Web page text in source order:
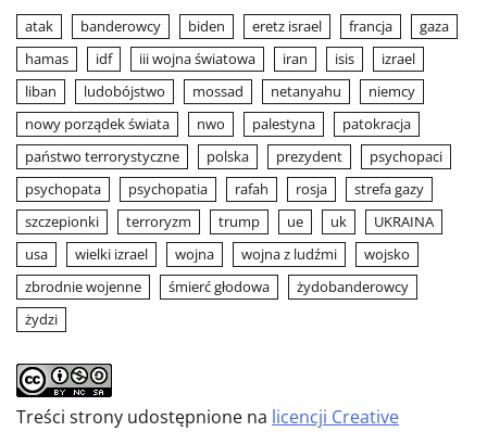
atak banderowcy biden eretz israel francja
gaza
hamas
idf iii wojna światowa iran isis
izrael
liban
ludobójstwo mossad netanyahu
niemcy
nowy porządek świata
nwo palestyna
patokracja
państwo terrorystyczne
polska prezydent
psychopaci
psychopata
psychopatia rafah rosja
strefa gazy
szczepionki
terroryzm trump ue uk
UKRAINA
usa
wielki izrael wojna wojna z ludźmi
wojsko
zbrodnie wojenne
śmierć głodowa
żydobanderowcy
żydzi
Treści strony udostępnione na licencji Creative